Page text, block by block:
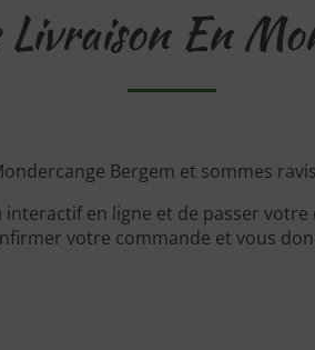
Livraison En
Bergem et sommes
en ligne et de passer
votre commande et vous